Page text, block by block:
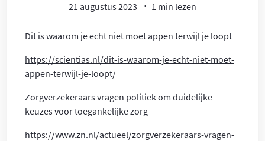
21 augustus 2023 1 min lezen
Dit is waarom je echt niet moet appen terwijl je loopt
https://scientias.nl/dit-is-waarom-je-echt-niet-moet-
appen-terwijl-je-loopt/
Zorgverzekeraars vragen politiek om duidelijke
keuzes voor toegankelijke zorg
https://www.zn.nl/actueel/zorgverzekeraars-vragen-